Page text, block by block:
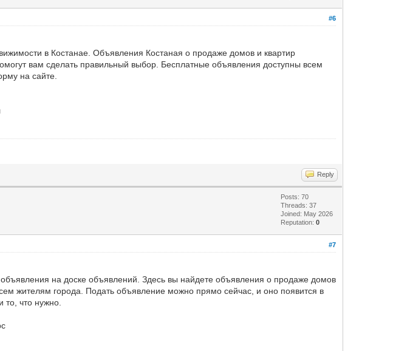
#6
в Костанае. Объявления Костаная о продаже домов и квартир
вам сделать правильный выбор. Бесплатные объявления доступны всем
на сайте.
Reply
Posts: 70
Threads: 37
Joined: May 2026
Reputation:0
#7
на доске объявлений. Здесь вы найдете объявления о продаже домов
жителям города. Подать объявление можно прямо сейчас, и оно появится в
что нужно.